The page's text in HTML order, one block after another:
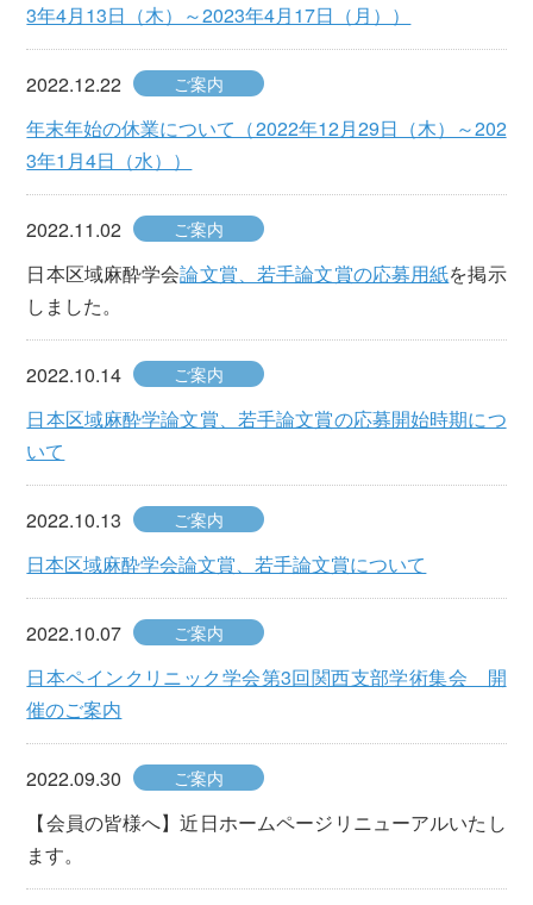
3年4月13日（木）～2023年4月17日（月））
2022.12.22 ご案内
年末年始の休業について（2022年12月29日（木）～202
3年1月4日（水））
2022.11.02 ご案内
日本区域麻酔学会論文賞、若手論文賞の応募用紙を掲示
しました。
2022.10.14 ご案内
日本区域麻酔学論文賞、若手論文賞の応募開始時期につ
いて
2022.10.13 ご案内
日本区域麻酔学会論文賞、若手論文賞について
2022.10.07 ご案内
日本ペインクリニック学会第3回関西支部学術集会 開
催のご案内
2022.09.30 ご案内
【会員の皆様へ】近日ホームページリニューアルいたし
ます。